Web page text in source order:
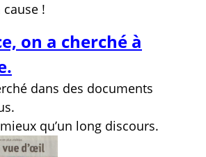
!
on a cherché à
dans des documents
qu’un long discours.